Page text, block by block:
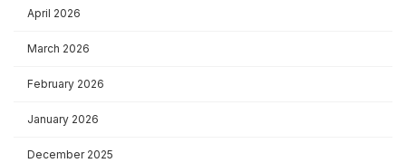
April 2026
March 2026
February 2026
January 2026
December 2025